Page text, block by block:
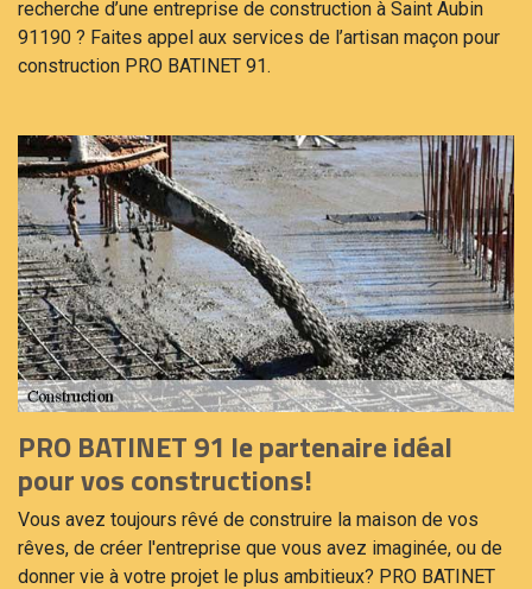
recherche d’une entreprise de construction à Saint Aubin
91190 ? Faites appel aux services de l’artisan maçon pour
construction PRO BATINET 91.
PRO BATINET 91 le partenaire idéal
pour vos constructions!
Vous avez toujours rêvé de construire la maison de vos
rêves, de créer l'entreprise que vous avez imaginée, ou de
donner vie à votre projet le plus ambitieux? PRO BATINET